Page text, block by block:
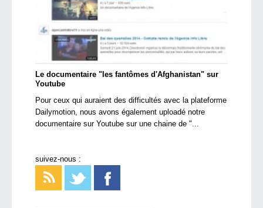
Le documentaire "les fantômes d'Afghanistan" sur
Youtube
Pour ceux qui auraient des difficultés avec la plateforme
Dailymotion, nous avons également uploadé notre
documentaire sur Youtube sur une chaine de "...
suivez-nous :